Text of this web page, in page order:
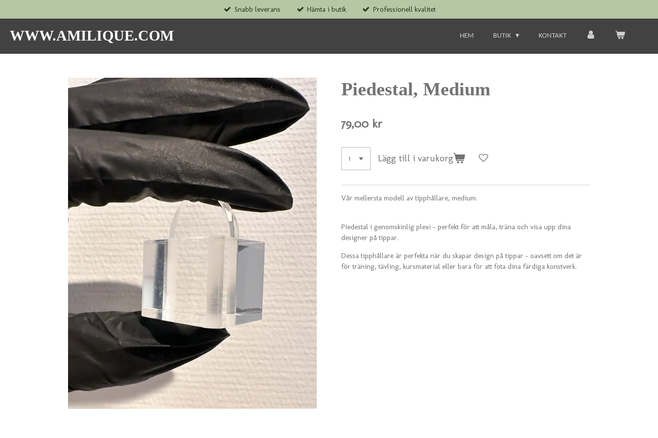
till
huvudinnehållet
Snabb leverans Hämta i butik Professionell kvalitet
WWW.AMILIQUE.COM HEM BUTIK KONTAKT
Piedestal, Medium
79,00 kr
Lägg till i varukorg
Vår mellersta modell av tipphållare, medium.
Piedestal i genomskinlig plexi – perfekt för att måla, träna och visa upp dina
designer på tippar.
Dessa tipphållare är perfekta när du skapar design på tippar – oavsett om det är
för träning, tävling, kursmaterial eller bara för att fota dina färdiga konstverk.